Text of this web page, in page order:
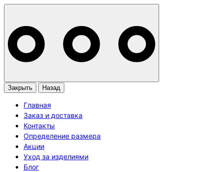
Закрыть Назад
Главная
Заказ и доставка
Контакты
Определение размера
Акции
Уход за изделиями
Блог